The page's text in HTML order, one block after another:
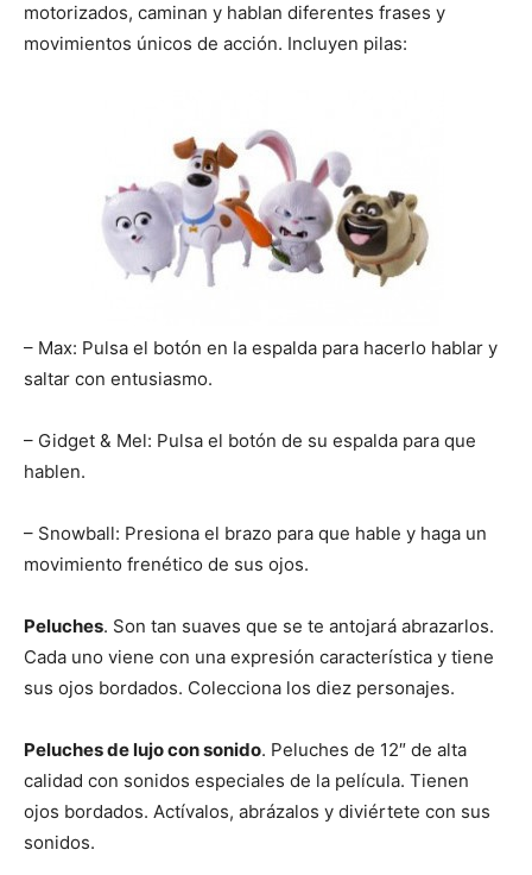
motorizados, caminan y hablan diferentes frases y
movimientos únicos de acción. Incluyen pilas:
– Max: Pulsa el botón en la espalda para hacerlo hablar y
saltar con entusiasmo.
– Gidget & Mel: Pulsa el botón de su espalda para que
hablen.
– Snowball: Presiona el brazo para que hable y haga un
movimiento frenético de sus ojos.
Peluches. Son tan suaves que se te antojará abrazarlos.
Cada uno viene con una expresión característica y tiene
sus ojos bordados. Colecciona los diez personajes.
Peluches de lujo con sonido. Peluches de 12″ de alta
calidad con sonidos especiales de la película. Tienen
ojos bordados. Actívalos, abrázalos y diviértete con sus
sonidos.